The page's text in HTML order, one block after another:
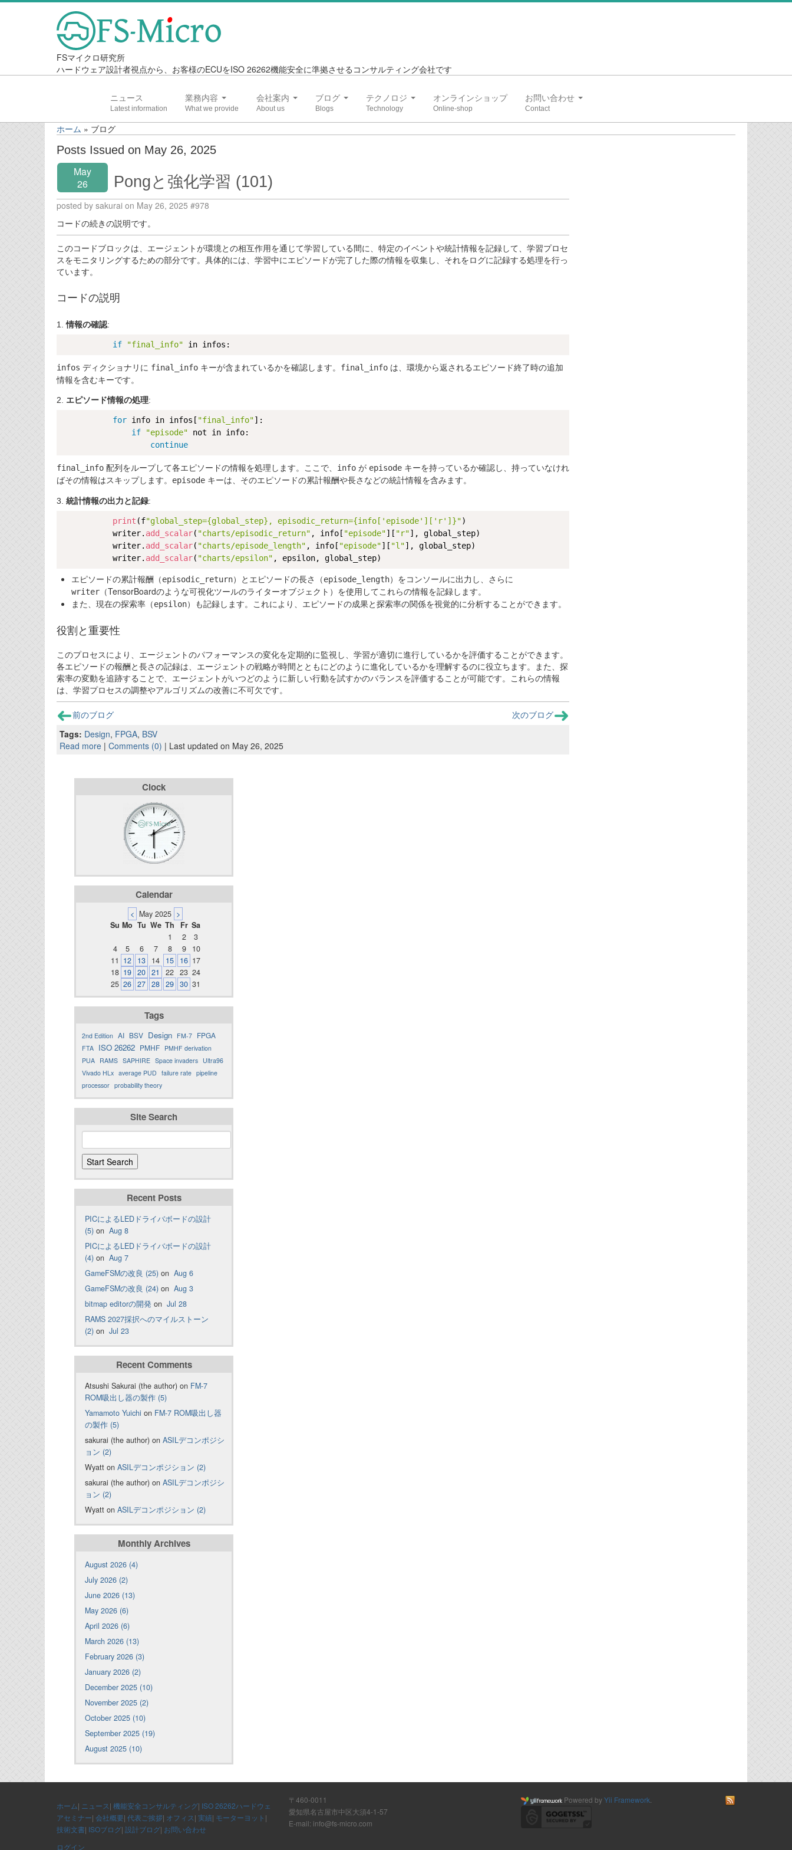
FSマイクロ研究所
ハードウェア設計者視点から、お客様のECUをISO 26262機能安全に準拠させるコンサルティング会社です
ニュース 業務内容 会社案内 ブログ テクノロジ オンラインショップ お問い合わせ
ホーム » ブログ
Posts Issued on May 26, 2025
May
26
Pongと強化学習 (101)
posted by sakurai on May 26, 2025 #978
コードの続きの説明です。
このコードブロックは、エージェントが環境との相互作用を通じて学習している間に、特定のイベントや統計情報を記録して、学習プロセ
スをモニタリングするための部分です。具体的には、学習中にエピソードが完了した際の情報を収集し、それをログに記録する処理を行っ
ています。
コードの説明
1.情報の確認:
if "final_info"
infos ディクショナリに final_info キーが含まれているかを確認します。 final_info は、環境から返されるエピソード終了時の追加
情報を含むキーです。
2. エピソード情報の処理:
for info in infos[ "final_info"]:
if
"episode" not in info:
continue
final_info 配列をループして各エピソードの情報を処理します。ここで、 info が episode キーを持っているか確認し、持っていなけれ
ばその情報はスキップします。
episode キーは、そのエピソードの累計報酬や長さなどの統計情報を含みます。
3. 統計情報の出力と記録:
print (f"global_step={global_step}, episodic_return={info['episode']['r']}")
           writer.
add_scalar( "charts/episodic_return" , info[ "episode"][ "r"], global_step)
           writer.
add_scalar( "charts/episode_length" , info[ "episode"][ "l"], global_step)
           writer.
add_scalar( "charts/epsilon"
エピソードの累計報酬（episodic_return）とエピソードの長さ（episode_length）をコンソールに出力し、さらに
writer （TensorBoardのような可視化ツールのライターオブジェクト）を使用してこれらの情報を記録します。
また、現在の探索率（epsilon）も記録します。これにより、エピソードの成果と探索率の関係を視覚的に分析することができます。
役割と重要性
このプロセスにより、エージェントのパフォーマンスの変化を定期的に監視し、学習が適切に進行しているかを評価することができます。
各エピソードの報酬と長さの記録は、エージェントの戦略が時間とともにどのように進化しているかを理解するのに役立ちます。また、探
索率の変動を追跡することで、エージェントがいつどのように新しい行動を試すかのバランスを評価することが可能です。これらの情報
は、学習プロセスの調整やアルゴリズムの改善に不可欠です。
前のブログ
次のブログ
Tags: Design, FPGA, BSV
Read more | Comments (0) | Last updated on May 26, 2025
Clock
Calendar
< May 2025 >
Su Mo Tu We Th Fr Sa
1
2
3
4
5 6 7 8 9
10
11 12 13 14 15 16 17
18 19 20 21 22 23 24
25 26 27 28 29 30 31
Tags
2nd Edition AI BSV Design FM-7 FPGA
FTA ISO 26262 PMHF PMHF derivation
PUA RAMS SAPHIRE Space invaders Ultra96
Vivado HLx average PUD failure rate pipeline
processor probability theory
Site Search
Recent Posts
PICによるLEDドライバボードの設計
(5) on Aug 8
PICによるLEDドライバボードの設計
(4) on Aug 7
GameFSMの改良 (25) on Aug 6
GameFSMの改良 (24) on Aug 3
bitmap editorの開発 on Jul 28
RAMS 2027採択へのマイルストーン
(2) on Jul 23
Recent Comments
Atsushi Sakurai (the author) on FM-7
ROM吸出し器の製作 (5)
Yamamoto Yuichi on FM-7 ROM吸出し器
の製作 (5)
sakurai (the author) on ASILデコンポジシ
ョン (2)
Wyatt on ASILデコンポジション (2)
sakurai (the author) on ASILデコンポジシ
ョン (2)
Wyatt on ASILデコンポジション (2)
Monthly Archives
August 2026 (4)
July 2026 (2)
June 2026 (13)
May 2026 (6)
April 2026 (6)
March 2026 (13)
February 2026 (3)
January 2026 (2)
December 2025 (10)
November 2025 (2)
October 2025 (10)
September 2025 (19)
August 2025 (10)
ホーム| ニュース| 機能安全コンサルティング| ISO 26262ハードウェ
アセミナー| 会社概要| 代表ご挨拶| オフィス| 実績| モーターヨット |
技術文書| ISOブログ| 設計ブログ| お問い合わせ
ログイン
〒460-0011
愛知県名古屋市中区大須4-1-57
E-mail: info@fs-micro.com
Powered byYii Framework